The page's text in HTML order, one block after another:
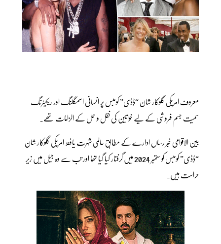
معروف امریکی گلوکار شان “ڈِڈی” کومبس پر انسانی اسمگلنگ اور ریکیٹرنگ
سمیت جسم فروشی کے لیے خواتین کی نقل و حمل کے الزامات تھے۔
بین الاقوامی خبر رساں ادارے کے مطابق عالمی شہرت یافتہ امریکی گلوکار شان
“ڈِڈی” کومبس کو ستمبر 2024 میں گرفتار کیا گیا تھا اور تب سے وہ جیل میں زیر
حراست ہیں۔